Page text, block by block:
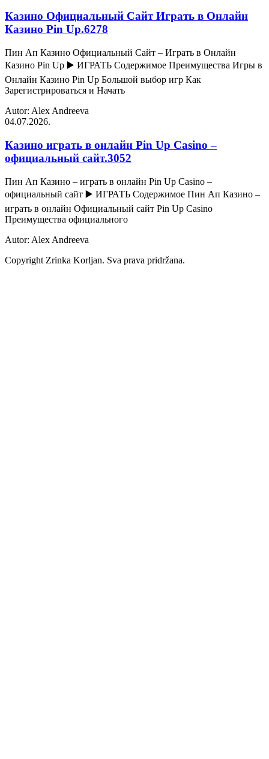
Казино Официальный Сайт Играть в Онлайн
Казино Pin Up.6278
Пин Ап Казино Официальный Сайт – Играть в Онлайн
Казино Pin Up ▶️ ИГРАТЬ Содержимое Преимущества Игры в
Онлайн Казино Pin Up Большой выбор игр Как
Зарегистрироваться и Начать
Autor: Alex Andreeva
04.07.2026.
Казино играть в онлайн Pin Up Casino –
официальный сайт.3052
Пин Ап Казино – играть в онлайн Pin Up Casino –
официальный сайт ▶️ ИГРАТЬ Содержимое Пин Ап Казино –
играть в онлайн Официальный сайт Pin Up Casino
Преимущества официального
Autor: Alex Andreeva
Copyright Zrinka Korljan. Sva prava pridržana.